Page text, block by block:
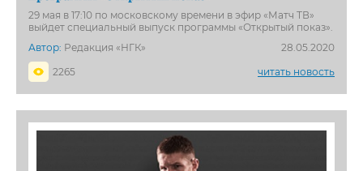
29 мая в 17:10 по московскому времени в эфир «Матч ТВ»
выйдет специальный выпуск программы «Открытый показ».
Автор: Редакция «НГК»
28.05.2020
2265
читать новость